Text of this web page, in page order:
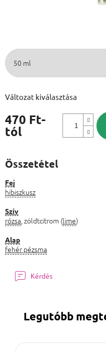
470 Ft-
tól
Változat kiválasztása
Összetétel
Fej
hibiszkusz
Szív
rózsa , zöldtcitrom (lime)
Alap
fehér pézsma
Kérdés
Legutóbb